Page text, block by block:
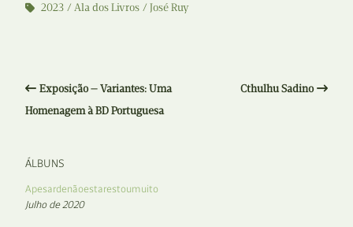
2023
Ala dos Livros José Ruy
Exposição — Variantes: Uma
Homenagem à BD Portuguesa
Cthulhu Sadino
ÁLBUNS
Apesardenãoestarestoumuito
Julho de 2020